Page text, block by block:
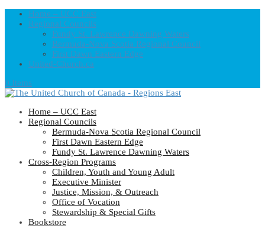
Home – UCC East
Regional Councils
Fundy St. Lawrence Dawning Waters
Bermuda-Nova Scotia Regional Council
First Dawn Eastern Edge
United-Church.ca
0 Items
Home – UCC East
Regional Councils
Bermuda-Nova Scotia Regional Council
First Dawn Eastern Edge
Fundy St. Lawrence Dawning Waters
Cross-Region Programs
Children, Youth and Young Adult
Executive Minister
Justice, Mission, & Outreach
Office of Vocation
Stewardship & Special Gifts
Bookstore